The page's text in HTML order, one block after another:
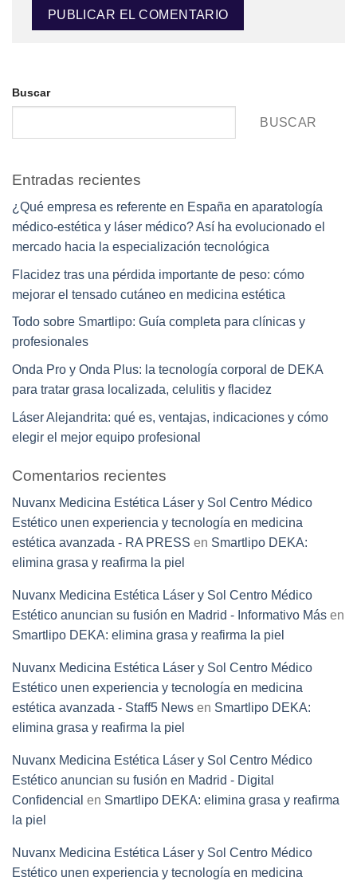
Buscar
BUSCAR
Entradas recientes
¿Qué empresa es referente en España en aparatología
médico-estética y láser médico? Así ha evolucionado el
mercado hacia la especialización tecnológica
Flacidez tras una pérdida importante de peso: cómo
mejorar el tensado cutáneo en medicina estética
Todo sobre Smartlipo: Guía completa para clínicas y
profesionales
Onda Pro y Onda Plus: la tecnología corporal de DEKA
para tratar grasa localizada, celulitis y flacidez
Láser Alejandrita: qué es, ventajas, indicaciones y cómo
elegir el mejor equipo profesional
Comentarios recientes
Nuvanx Medicina Estética Láser y Sol Centro Médico
Estético unen experiencia y tecnología en medicina
estética avanzada - RA PRESS en Smartlipo DEKA:
elimina grasa y reafirma la piel
Nuvanx Medicina Estética Láser y Sol Centro Médico
Estético anuncian su fusión en Madrid - Informativo Más en
Smartlipo DEKA: elimina grasa y reafirma la piel
Nuvanx Medicina Estética Láser y Sol Centro Médico
Estético unen experiencia y tecnología en medicina
estética avanzada - Staff5 News en Smartlipo DEKA:
elimina grasa y reafirma la piel
Nuvanx Medicina Estética Láser y Sol Centro Médico
Estético anuncian su fusión en Madrid - Digital
Confidencial en Smartlipo DEKA: elimina grasa y reafirma
la piel
Nuvanx Medicina Estética Láser y Sol Centro Médico
Estético unen experiencia y tecnología en medicina